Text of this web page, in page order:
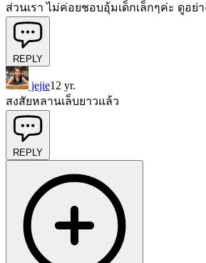
ส่วนเรา ไม่ค่อยชอบอุ้มเด็กเล็กๆค่ะ ดูอย่
REPLY
jejie12 yr.
สงสัยหลานเล็บยาวแล้ว
REPLY